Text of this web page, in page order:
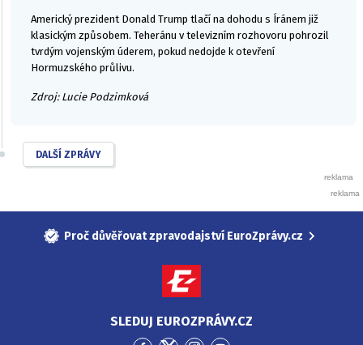
Americký prezident Donald Trump tlačí na dohodu s Íránem již
klasickým způsobem. Teheránu v televizním rozhovoru pohrozil
tvrdým vojenským úderem, pokud nedojde k otevření
Hormuzského průlivu.
Zdroj: Lucie Podzimková
DALŠÍ ZPRÁVY
Proč důvěřovat zpravodajství EuroZprávy.cz
SLEDUJ EUROZPRÁVY.CZ